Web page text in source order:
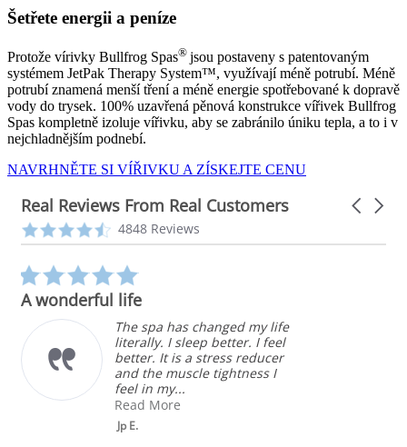
Šetřete energii a peníze
Protože vírivky Bullfrog Spas® jsou postaveny s patentovaným
systémem JetPak Therapy System™, využívají méně potrubí. Méně
potrubí znamená menší tření a méně energie spotřebované k dopravě
vody do trysek. 100% uzavřená pěnová konstrukce vířivek Bullfrog
Spas kompletně izoluje vířivku, aby se zabránilo úniku tepla, a to i v
nejchladnějším podnebí.
NAVRHNĚTE SI VÍŘIVKU A ZÍSKEJTE CENU
Real Reviews From Real Customers
Reviews
carousel
Carousel
4.3
star
4848 Reviews
rating
A wonderful life
The spa has changed my life
literally. I sleep better. I feel
better. It is a stress reducer
and the muscle tightness I
feel in my...
Read More
Jp E.